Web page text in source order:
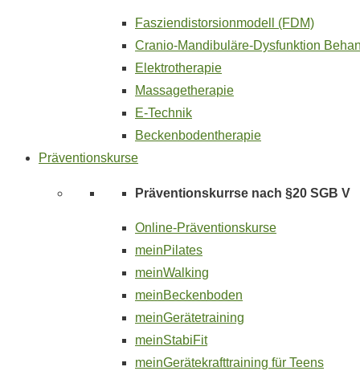
Fasziendistorsionmodell (FDM)
Cranio-Mandibuläre-Dysfunktion
Elektrotherapie
Massagetherapie
E-Technik
Beckenbodentherapie
Präventionskurse
Präventionskurrse nach §20 SGB V
Online-Präventionskurse
meinPilates
meinWalking
meinBeckenboden
meinGerätetraining
meinStabiFit
meinGerätekrafttraining für Teens